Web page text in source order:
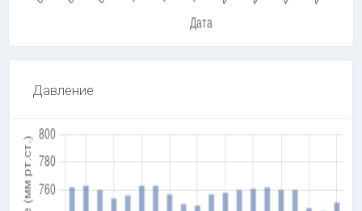
Давление